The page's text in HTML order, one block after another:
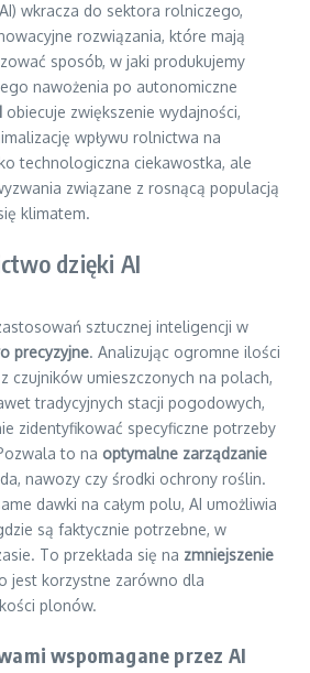
wkracza do sektora rolniczego,
rozwiązania, które mają
sposób, w jaki produkujemy
nawożenia po autonomiczne
obiecuje zwiększenie wydajności,
wpływu rolnictwa na
technologiczna ciekawostka, ale
związane z rosnącą populacją
klimatem.
dzięki AI
sztucznej inteligencji w
precyzyjne. Analizując ogromne ilości
czujników umieszczonych na polach,
tradycyjnych stacji pogodowych,
zidentyfikować specyficzne potrzeby
to na optymalne zarządzanie
nawozy czy środki ochrony roślin.
dawki na całym polu, AI umożliwia
są faktycznie potrzebne, w
To przekłada się na zmniejszenie
jest korzystne zarówno dla
plonów.
wspomagane przez AI